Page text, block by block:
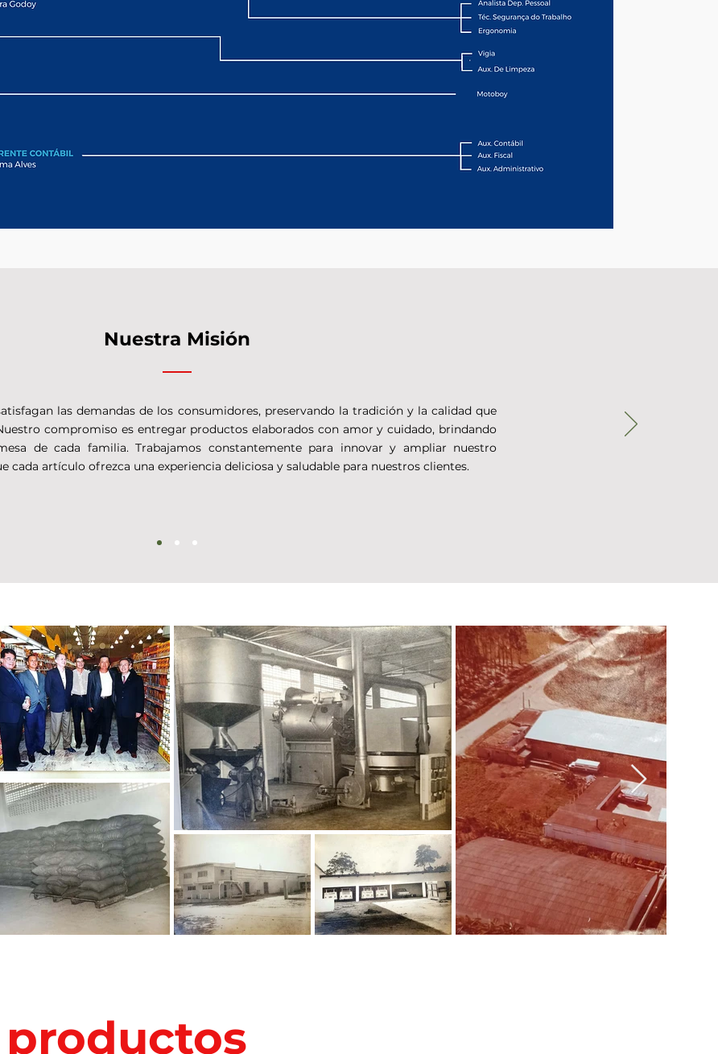
Nuestra Misión
las demandas de los consumidores, preservando la tradición y la calidad que
compromiso es entregar productos elaborados con amor y cuidado, brindando
de cada familia. Trabajamos constantemente para innovar y ampliar nuestro
cada artículo ofrezca una experiencia deliciosa y saludable para nuestros clientes.